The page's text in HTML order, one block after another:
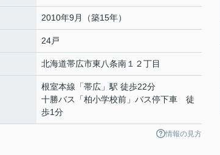
2010年9月（築15年）
24戸
北海道帯広市東八条南 １２丁目
根室本線 「帯広 」駅 徒歩22分
十勝バス「柏小学校前」バス停下車 徒
歩1分
情報の見方